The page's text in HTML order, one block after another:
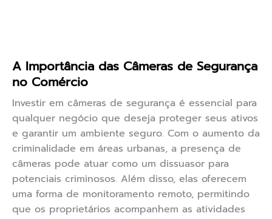
A Importância das Câmeras de Segurança
no Comércio
Investir em câmeras de segurança é essencial para
qualquer negócio que deseja proteger seus ativos
e garantir um ambiente seguro. Com o aumento da
criminalidade em áreas urbanas, a presença de
câmeras pode atuar como um dissuasor para
potenciais criminosos. Além disso, elas oferecem
uma forma de monitoramento remoto, permitindo
que os proprietários acompanhem as atividades